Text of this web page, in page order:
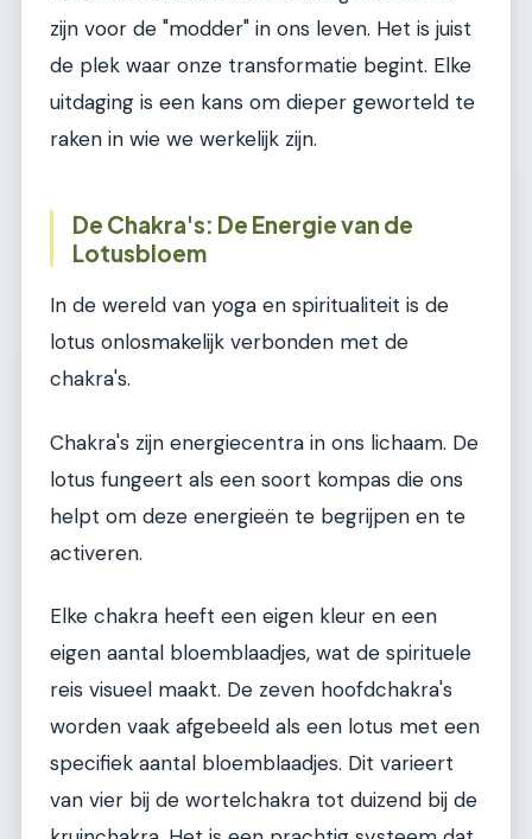
zijn voor de "modder" in ons leven. Het is juist
de plek waar onze transformatie begint. Elke
uitdaging is een kans om dieper geworteld te
raken in wie we werkelijk zijn.
De Chakra's: De Energie van de
Lotusbloem
In de wereld van yoga en spiritualiteit is de
lotus onlosmakelijk verbonden met de
chakra's.
Chakra's zijn energiecentra in ons lichaam. De
lotus fungeert als een soort kompas die ons
helpt om deze energieën te begrijpen en te
activeren.
Elke chakra heeft een eigen kleur en een
eigen aantal bloemblaadjes, wat de spirituele
reis visueel maakt. De zeven hoofdchakra's
worden vaak afgebeeld als een lotus met een
specifiek aantal bloemblaadjes. Dit varieert
van vier bij de wortelchakra tot duizend bij de